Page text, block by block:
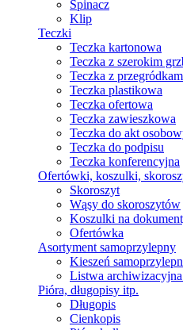
Spinacz
Klip
Teczki
Teczka kartonowa
Teczka z szerokim
Teczka z
Teczka plastikowa
Teczka ofertowa
Teczka zawieszkowa
Teczka do akt
Teczka do podpisu
Teczka konferencyjna
Ofertówki, koszulki,
Skoroszyt
Wąsy do skoroszytów
Koszulki na
Ofertówka
Asortyment samoprzylepny
Kieszeń
Listwa
Pióra, długopisy itp.
Długopis
Cienkopis